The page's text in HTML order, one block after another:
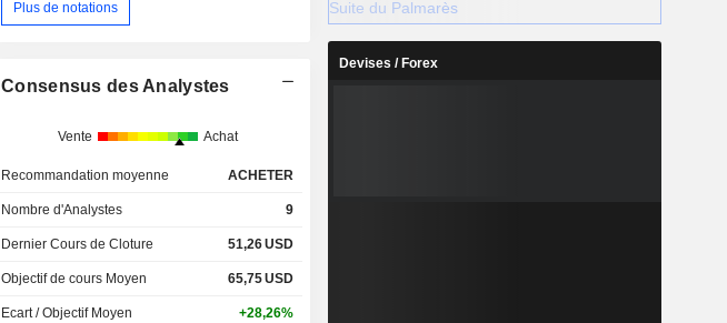
Plus de notations
Consensus des Analystes
Vente Achat
Recommandation moyenne ACHETER
Nombre d'Analystes 9
Dernier Cours de Cloture 51,26USD
Objectif de cours Moyen 65,75USD
Ecart / Objectif Moyen +28,26%
Suite du Palmarès
Devises / Forex